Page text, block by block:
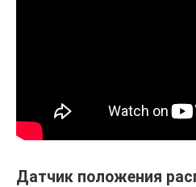
Датчик положения